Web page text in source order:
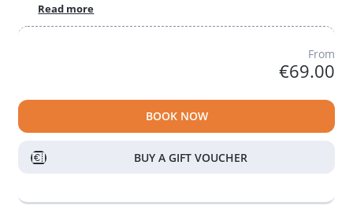
Read more
From
€69.00
BOOK NOW
BUY A GIFT VOUCHER